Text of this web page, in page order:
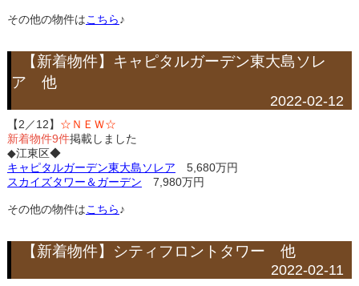
その他の物件はこちら♪
【新着物件】キャピタルガーデン東大島ソレ
ア 他
2022-02-12
【2／12】 ☆ＮＥＷ☆
新着物件9件掲載しました
◆江東区◆
キャピタルガーデン東大島ソレア 5,680万円
スカイズタワー＆ガーデン 7,980万円
その他の物件はこちら♪
【新着物件】シティフロントタワー 他
2022-02-11